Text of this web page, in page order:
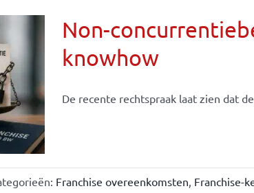
Non-
knowhow
De recente rechtspraak laat zien dat
Franchise overeenkomsten, Franchise-